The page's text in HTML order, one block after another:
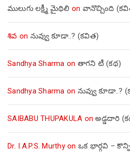
ములుగు లక్ష్మీ మైథిలి on వానొచ్చింది
శివ on నువ్వు కూడా..? (కవిత)
Sandhya Sharma on తాగని టీ (కథ)
Sandhya Sharma on నువ్వు కూడా..?
SAIBABU THUPAKULA onఅడ్డదారి
Dr. I.A.P.S. Murthyon ఒక భార్గవి –